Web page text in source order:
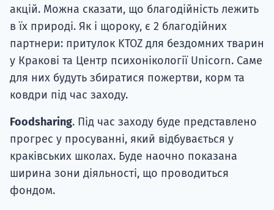
акцій. Можна сказати, що благодійність лежить
в їх природі. Як і щороку, є 2 благодійних
партнери: притулок KTOZ для бездомних тварин
у Кракові та Центр психонікології Unicorn. Саме
для них будуть збиратися пожертви, корм та
ковдри під час заходу.
Foodsharing. Під час заходу буде представлено
прогрес у просуванні, який відбувається у
краківських школах. Буде наочно показана
ширина зони діяльності, що проводиться
фондом.